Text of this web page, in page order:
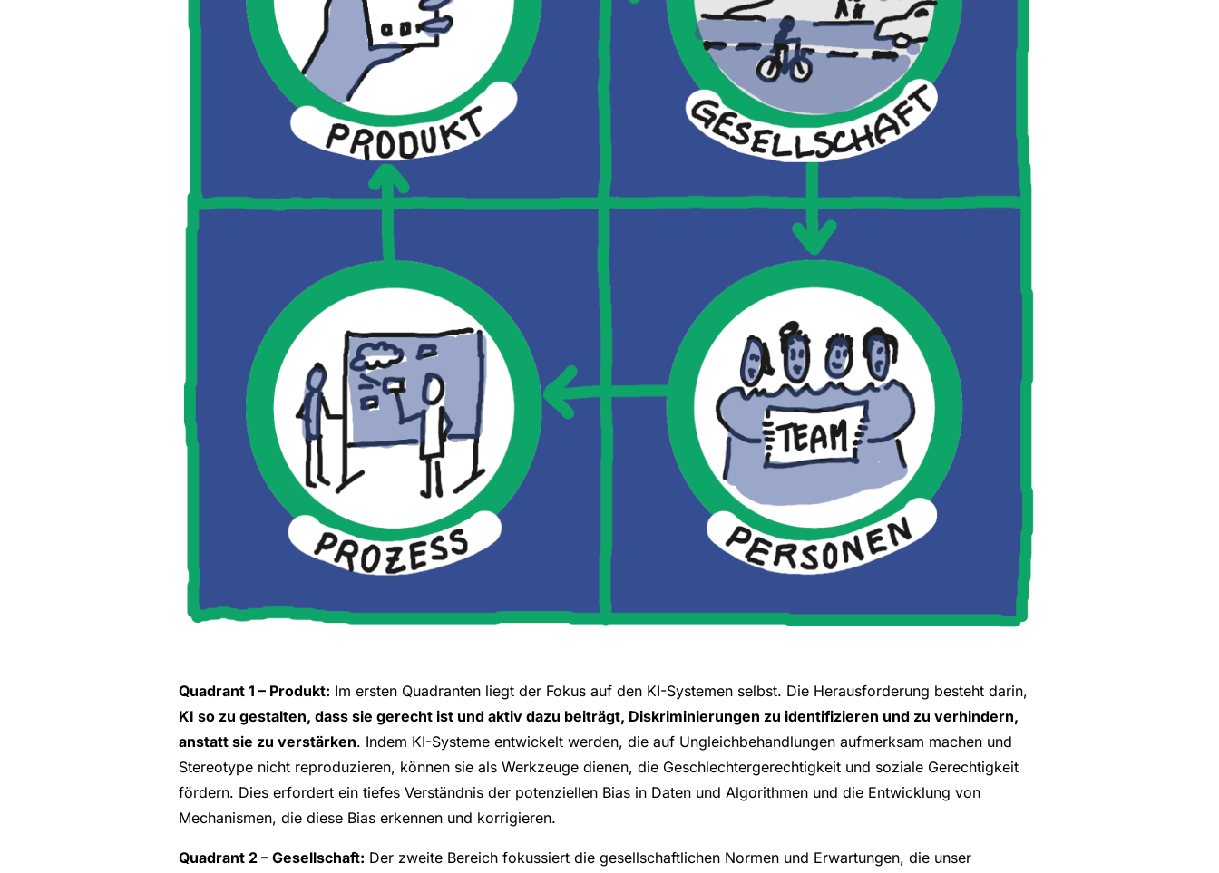
Quadrant 1 – Produkt: Im ersten Quadranten liegt der Fokus auf den KI-Systemen selbst. Die Herausforderung besteht darin,
KI so zu gestalten, dass sie gerecht ist und aktiv dazu beiträgt, Diskriminierungen zu identifizieren und zu verhindern,
anstatt sie zu verstärken. Indem KI-Systeme entwickelt werden, die auf Ungleichbehandlungen aufmerksam machen und
Stereotype nicht reproduzieren, können sie als Werkzeuge dienen, die Geschlechtergerechtigkeit und soziale Gerechtigkeit
fördern. Dies erfordert ein tiefes Verständnis der potenziellen Bias in Daten und Algorithmen und die Entwicklung von
Mechanismen, die diese Bias erkennen und korrigieren.
Quadrant 2 – Gesellschaft: Der zweite Bereich fokussiert die gesellschaftlichen Normen und Erwartungen, die unser